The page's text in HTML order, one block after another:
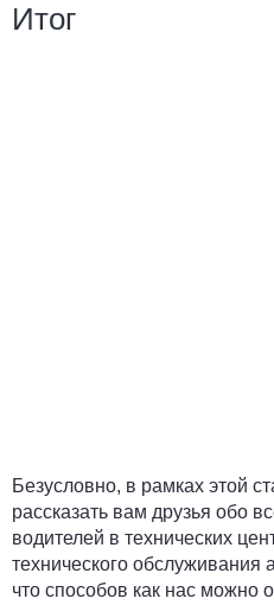
Итог
Безусловно, в рамках этой
рассказать вам друзья обо
водителей в технических
технического обслуживания
что способов как нас можно